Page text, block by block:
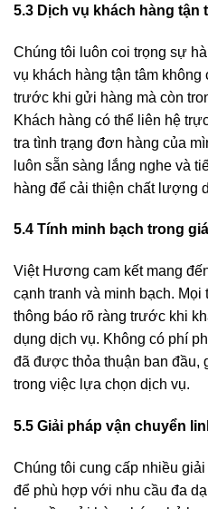
5.3 Dịch vụ khách hàng tận
Chúng tôi luôn coi trọng sự
vụ khách hàng tận tâm
trước khi gửi hàng mà còn
Khách hàng có thể liên hệ
tra tình trạng đơn hàng của
luôn sẵn sàng lắng nghe và
hàng để cải thiện chất lượng
5.4 Tính minh bạch trong
Việt Hương cam kết mang
cạnh tranh và minh bạch.
thông báo rõ ràng trước khi
dụng dịch vụ. Không có phí
đã được thỏa thuận ban đầu,
trong việc lựa chọn dịch vụ.
5.5 Giải pháp vận chuyển
Chúng tôi cung cấp nhiều
để phù hợp với nhu cầu đa